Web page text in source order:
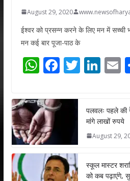
August 29, 2020
ईश्वर को प्रसन्न करने के लिए मन में सच्ची
मन कई बार पूजा-पाठ के
W
at
s
A
p
p
F
e
b
o
k
T
er
Li
e
dI
n
E
l
पलवलः पहले की
मांगे लाखों रुपये
August 29,
स्कूल मास्टर
को कब पढ़ाएंगे,